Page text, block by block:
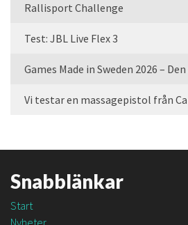
Rallisport Challenge
Test: JBL Live Flex 3
Vi testar en massagepistol från
Snabblänkar
Start
Nyheter